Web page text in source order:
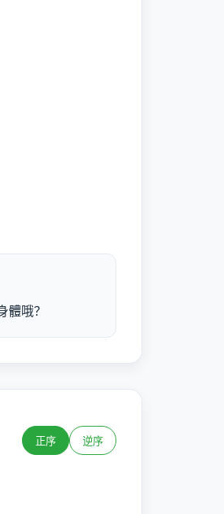
哦？
正序 逆序